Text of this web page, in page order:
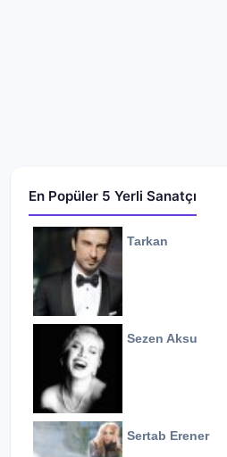
En Popüler 5 Yerli Sanatçı
Tarkan
Sezen Aksu
Sertab Erener